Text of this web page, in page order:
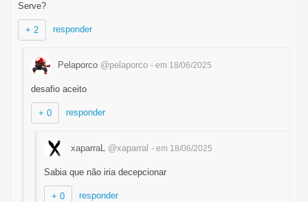
Serve?
+ 2 responder
Pelaporco @pelaporco - em 18/06/2025
desafio aceito
+ 0 responder
xaparraL @xaparral - em 18/06/2025
Sabia que não iria decepcionar
+ 0 responder